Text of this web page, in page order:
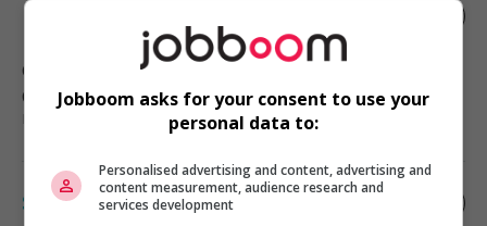
Gatineau
Construction, production et
Sr financial systems manager
Jobboom asks for your consent to use your
personal data to:
Personalised advertising and content, advertising and
content measurement, audience research and
services development